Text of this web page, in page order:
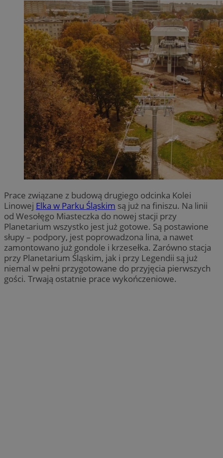
Prace związane z budową drugiego odcinka Kolei
Linowej Elka w Parku Śląskim są już na finiszu. Na linii
od Wesołęgo Miasteczka do nowej stacji przy
Planetarium wszystko jest już gotowe. Są postawione
słupy – podpory, jest poprowadzona lina, a nawet
zamontowano już gondole i krzesełka. Zarówno stacja
przy Planetarium Śląskim, jak i przy Legendii są już
niemal w pełni przygotowane do przyjęcia pierwszych
gości. Trwają ostatnie prace wykończeniowe.